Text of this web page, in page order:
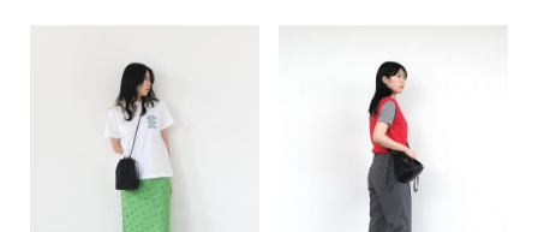
商品タイプ
通常商品 予約商品